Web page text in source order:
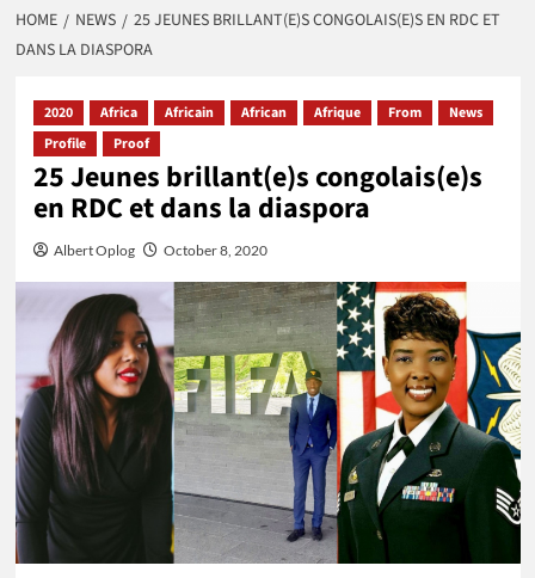
HOME NEWS
25 JEUNES BRILLANT(E)S CONGOLAIS(E)S EN RDC ET
DANS LA DIASPORA
2020 Africa Africain African Afrique From
News
Profile
Proof
25 Jeunes brillant(e)s congolais(e)s
en RDC et dans la diaspora
Albert Oplog October 8, 2020